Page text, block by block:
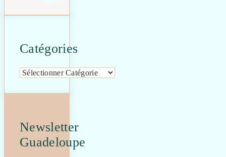
Catégories
Catégories
Newsletter
Guadeloupe